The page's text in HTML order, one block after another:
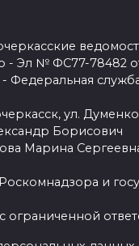
- Эл № ФС77-78482
Федеральная
ул.
Борисович
Марина
и